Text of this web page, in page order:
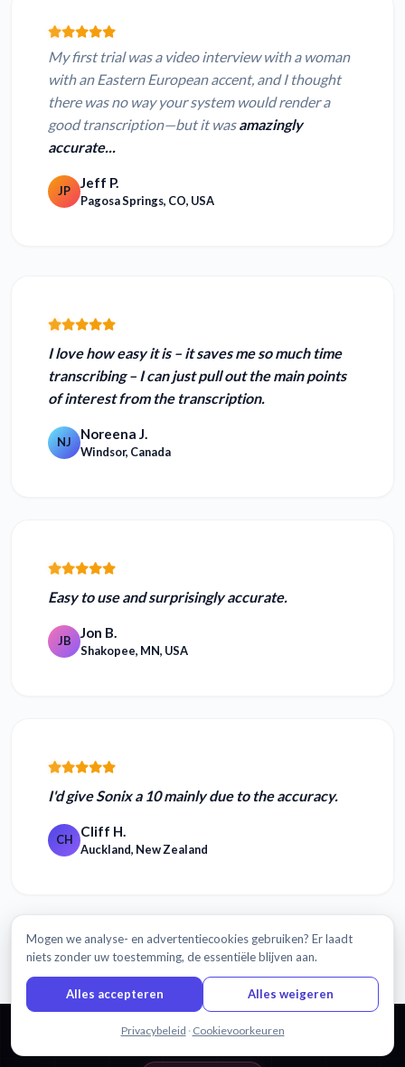
My first trial was a video interview with a woman
with an Eastern European accent, and I thought
there was no way your system would render a
good transcription—but it wasamazingly
accurate...
JP Jeff P.
Pagosa Springs, CO, USA
I love how easy it is – itsaves me so much time
transcribing – I can just pull out the main points
of interest from the transcription.
NJ Noreena J.
Windsor, Canada
Easy to use andsurprisingly accurate.
JB Jon B.
Shakopee, MN, USA
I'd give Sonix a 10 mainly due to theaccuracy.
CH Cliff H.
Auckland, New Zealand
Lees meer beoordelingen
Mogen we analyse- en advertentiecookies gebruiken? Er laadt
niets zonder uw toestemming, de essentiële blijven aan.
Alles accepteren Alles weigeren
Privacybeleid · Cookievoorkeuren